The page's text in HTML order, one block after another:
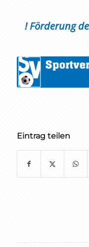
! Förderung
Eintrag teilen